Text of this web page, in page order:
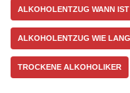
ALKOHOLENTZUG WANN
ALKOHOLENTZUG WIE
TROCKENE ALKOHOLIKER